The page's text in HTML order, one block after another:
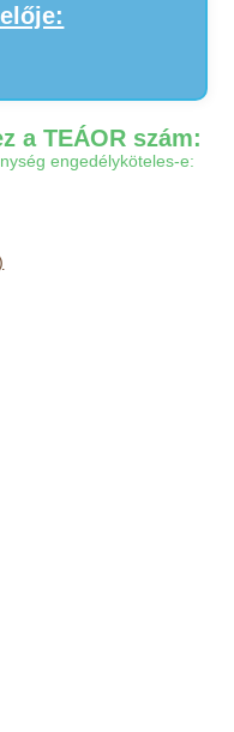
a TEÁOR szám:
engedélyköteles-e: